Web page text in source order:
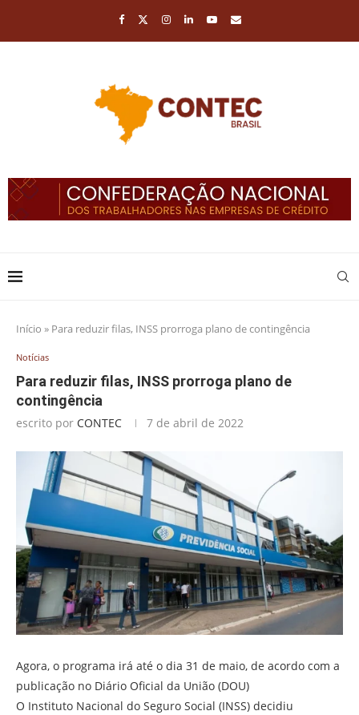
Início » Para reduzir filas, INSS prorroga plano de contingência
Notícias
Para reduzir filas, INSS prorroga plano de
contingência
escrito por CONTEC 7 de abril de 2022
Agora, o programa irá até o dia 31 de maio, de acordo com a
publicação no Diário Oficial da União (DOU)
O Instituto Nacional do Seguro Social (INSS) decidiu